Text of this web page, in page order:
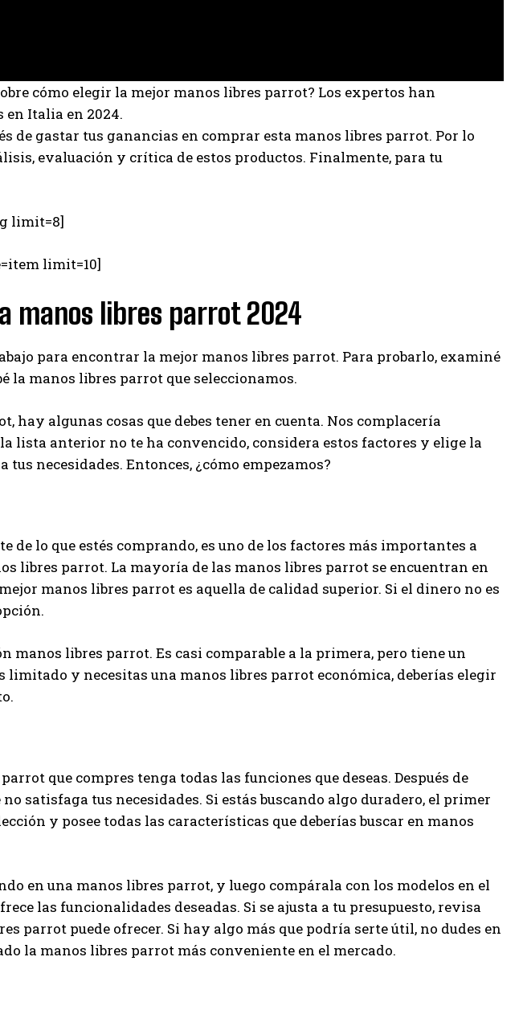
cómo elegir la mejor manos libres parrot? Los expertos han
en Italia en 2024.
de gastar tus ganancias en comprar esta manos libres parrot. Por lo
evaluación y crítica de estos productos. Finalmente, para tu
limit=8]
limit=10]
manos libres parrot 2024
para encontrar la mejor manos libres parrot. Para probarlo, examiné
la manos libres parrot que seleccionamos.
hay algunas cosas que debes tener en cuenta. Nos complacería
lista anterior no te ha convencido, considera estos factores y elige la
necesidades. Entonces, ¿cómo empezamos?
de lo que estés comprando, es uno de los factores más importantes a
libres parrot. La mayoría de las manos libres parrot se encuentran en
manos libres parrot es aquella de calidad superior. Si el dinero no es
manos libres parrot. Es casi comparable a la primera, pero tiene un
limitado y necesitas una manos libres parrot económica, deberías elegir
que compres tenga todas las funciones que deseas. Después de
satisfaga tus necesidades. Si estás buscando algo duradero, el primer
y posee todas las características que deberías buscar en manos
en una manos libres parrot, y luego compárala con los modelos en el
las funcionalidades deseadas. Si se ajusta a tu presupuesto, revisa
parrot puede ofrecer. Si hay algo más que podría serte útil, no dudes en
la manos libres parrot más conveniente en el mercado.